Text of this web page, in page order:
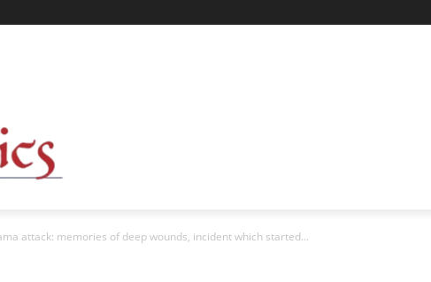
attack: memories of deep wounds, incident which started...